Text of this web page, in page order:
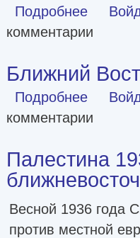
Подробнее о Ближний
комментарии
Ближний
Подробнее о Ближний
комментарии
Палестина
Весной 1936 года
против местной